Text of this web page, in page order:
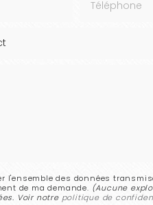
l'ensemble des données
de ma demande. (Aucune
Voir notre politique de